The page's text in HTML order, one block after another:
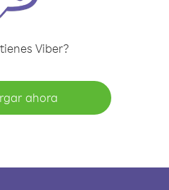
Viber?
ahora